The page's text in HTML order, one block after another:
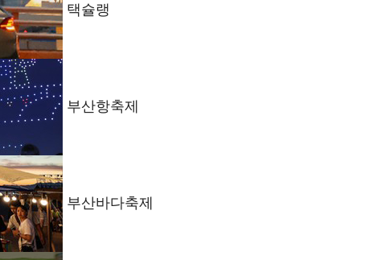
택슐랭
부산항축제
부산바다축제